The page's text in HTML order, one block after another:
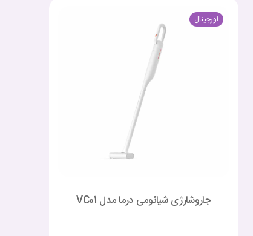
اورجینال
جاروشارژی شیائومی درما مدل VC01